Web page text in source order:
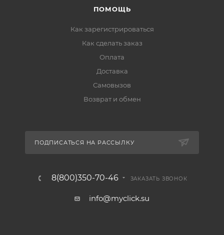
ПОМОЩЬ
Как зарегистрироваться
Как сделать заказ
Оплата
Доставка
Самовызов
Возврат и обмен
ПОДПИСАТЬСЯ НА РАССЫЛКУ
8(800)350-70-46 ЗАКАЗАТЬ ЗВОНОК
info@myclick.su